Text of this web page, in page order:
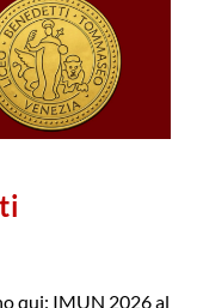
qui: IMUN 2026 al